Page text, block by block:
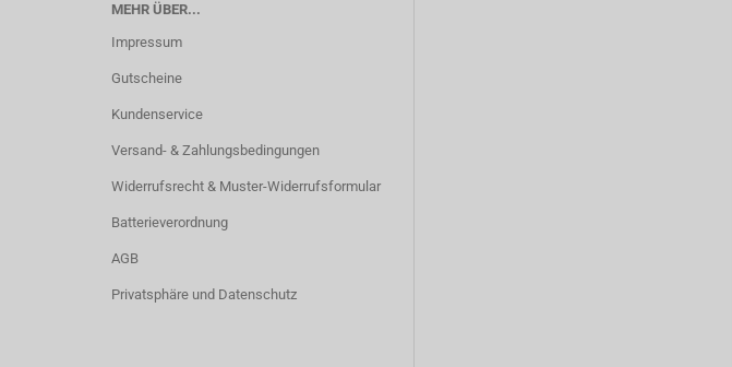
MEHR ÜBER...
Impressum
Gutscheine
Kundenservice
Versand- & Zahlungsbedingungen
Widerrufsrecht & Muster-Widerrufsformular
Batterieverordnung
AGB
Privatsphäre und Datenschutz